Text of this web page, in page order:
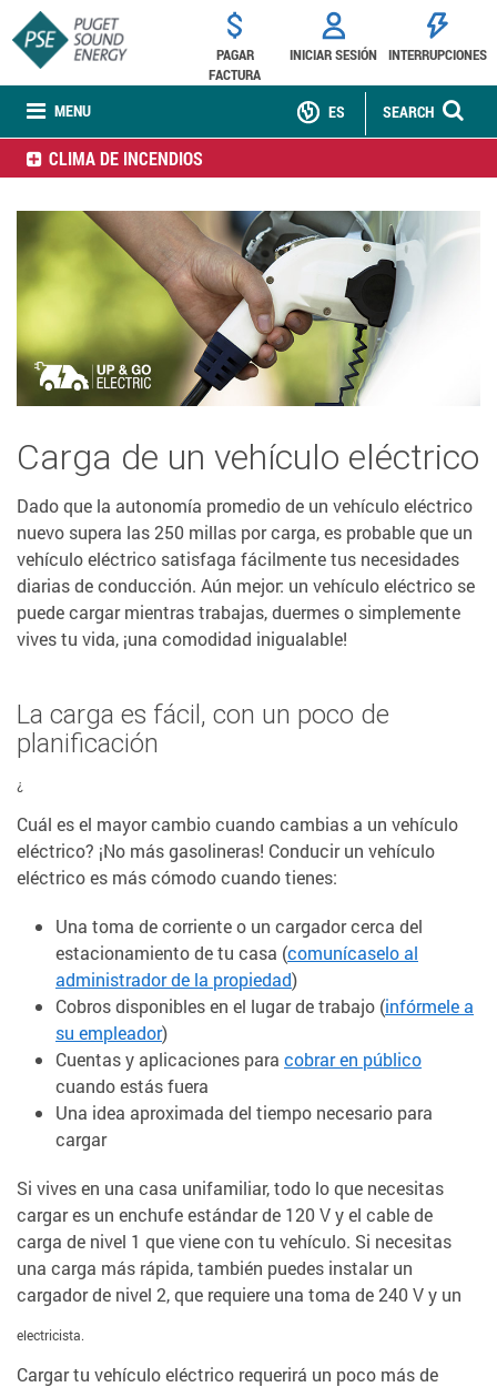
MENU
PAGAR
FACTURA
INICIAR SESIÓN INTERRUPCIONES
SEARCH
ES
CLIMA DE INCENDIOS
Carga de un vehículo eléctrico
Dado que la autonomía promedio de un vehículo eléctrico
nuevo supera las 250 millas por carga, es probable que un
vehículo eléctrico satisfaga fácilmente tus necesidades
diarias de conducción. Aún mejor: un vehículo eléctrico se
puede cargar mientras trabajas, duermes o simplemente
vives tu vida, ¡una comodidad inigualable!
La carga es fácil, con un poco de
planificación
¿
Cuál es el mayor cambio cuando cambias a un vehículo
eléctrico? ¡No más gasolineras! Conducir un vehículo
eléctrico es más cómodo cuando tienes:
Una toma de corriente o un cargador cerca del
estacionamiento de tu casa (comunícaselo al
administrador de la propiedad)
Cobros disponibles en el lugar de trabajo (infórmele a
su empleador)
Cuentas y aplicaciones para cobrar en público
cuando estás fuera
Una idea aproximada del tiempo necesario para
cargar
Si vives en una casa unifamiliar, todo lo que necesitas
cargar es un enchufe estándar de 120 V y el cable de
carga de nivel 1 que viene con tu vehículo. Si necesitas
una carga más rápida, también puedes instalar un
cargador de nivel 2, que requiere una toma de 240 V y un
electricista.
Cargar tu vehículo eléctrico requerirá un poco más de